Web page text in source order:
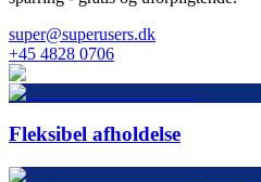
super@superusers.dk
+45 4828 0706
Fleksibel afholdelse